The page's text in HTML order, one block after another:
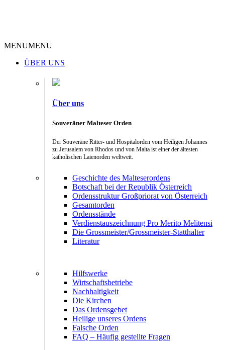
MENUMENU
ÜBER UNS
Über uns
Souveräner Malteser Orden
Der Souveräne Ritter- und Hospitalorden vom Heiligen Johannes
zu Jerusalem von Rhodos und von Malta ist einer der ältesten
katholischen Laienorden weltweit.
Geschichte des Malteserordens
Botschaft bei der Republik Österreich
Ordensstruktur Großpriorat von Österreich
Gesamtorden
Ordensstände
Verdienstauszeichnung Pro Merito Melitensi
Die Grossmeister/Grossmeister-Statthalter
Literatur
Hilfswerke
Wirtschaftsbetriebe
Nachhaltigkeit
Die Kirchen
Das Ordensgebet
Heilige unseres Ordens
Falsche Orden
FAQ – Häufig gestellte Fragen